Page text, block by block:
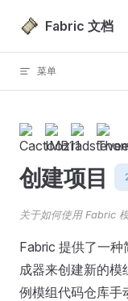
跳转到内容Fabric 文档
菜单
创建项目
关于如何使用 Fabric
Fabric 提供了一
成器来创建新的
例模组代码仓库手